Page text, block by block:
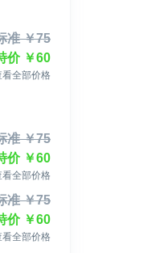
的回报。
准￥75
价￥60
看全部价格
准￥75
价￥60
看全部价格
准￥75
价￥60
看全部价格